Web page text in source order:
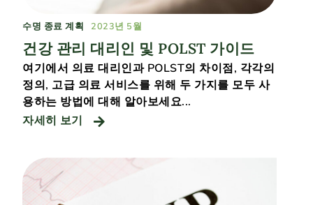
수명 종료 계획 2023년 5월
건강 관리 대리인 및 POLST 가이드
여기에서 의료 대리인과 POLST의 차이점, 각각의
정의, 고급 의료 서비스를 위해 두 가지를 모두 사
용하는 방법에 대해 알아보세요...
자세히 보기